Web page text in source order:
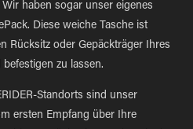
haben sogar unser eigenes
Diese weiche Tasche ist
Rücksitz oder Gepäckträger Ihres
zu lassen.
Standorts sind unser
ersten Empfang über Ihre